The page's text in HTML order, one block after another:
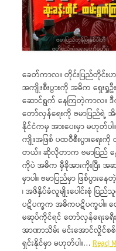
ခေတ်ကာလ။ တိုင်းပြည်တိုင်းဟ
အကျိုးစီးပွားကို အဓိက ရှေးရှုဦ
ဆောင်ရွက် နေကြတဲ့ကာလ။ ဒီက
တော်လှန်ရေးကို ဗမာပြည်ရဲ့ အိ
နိုင်ငံကမှ အားပေးမှာ မဟုတ်ပ
ကျိုးအဖြစ် ပထဝီစီးပွားရေး
တယ်။ ဆိုလိုတာက ဗမာပြည်
ကိုပဲ အဓိက မှီခိုအားကိုးပြီး အ
မှာပါ။ ဗမာပြည်မှာ ဖြစ်ပွ
၊ အဖိနှိပ်ခံလူမျိုးပေါင်းစုံ ပ
ပဋိပက္ခက အဓိကပဋိပက္ခပါ။
မဆုပ်ကိုင်ရင် တော်လှန်ရေးခ
အာဏာသိမ်း မင်းအောင်လှိုင်
ရှင်းနိုင်မှာ မဟုတ်ပါ။…Read